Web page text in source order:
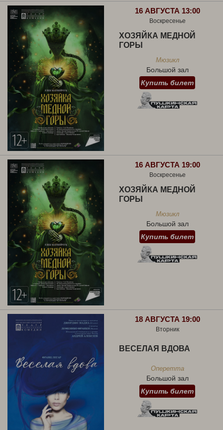
16 АВГУСТА 13:00
Воскресенье
ХОЗЯЙКА МЕДНОЙ
ГОРЫ
Мюзикл
Большой зал
Купить билет
16 АВГУСТА 19:00
Воскресенье
ХОЗЯЙКА МЕДНОЙ
ГОРЫ
Мюзикл
Большой зал
Купить билет
18 АВГУСТА 19:00
Вторник
ВЕСЕЛАЯ ВДОВА
Оперетта
Большой зал
Купить билет